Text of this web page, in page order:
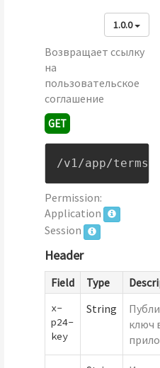
1.0.0
Возвращает ссылку
на
пользовательское
соглашение
GET
/v1/app/
Permission:
Application
Session
Header
Field Type
x-
p24-
key
String
ключ